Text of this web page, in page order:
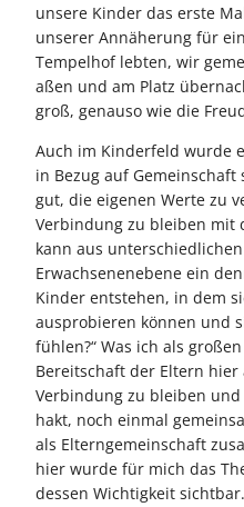
unsere Kinder das erste
unserer Annäherung für
Tempelhof lebten, wir
aßen und am Platz
groß, genauso wie die
Auch im Kinderfeld wurde
in Bezug auf Gemeinschaft
gut, die eigenen Werte zu
Verbindung zu bleiben mit
kann aus
Erwachsenenebene ein
Kinder entstehen, in dem
ausprobieren können und
fühlen?“ Was ich als
Bereitschaft der Eltern
Verbindung zu bleiben
hakt, noch einmal
als Elterngemeinschaft
hier wurde für mich das
dessen Wichtigkeit sichtbar.